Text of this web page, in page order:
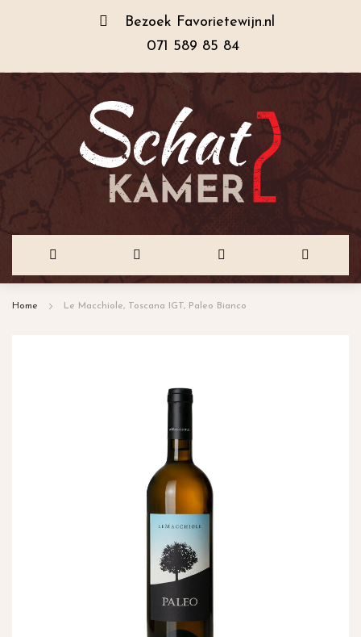
Bezoek Favorietewijn.nl
071 589 85 84
Home Le Macchiole, Toscana IGT, Paleo Bianco